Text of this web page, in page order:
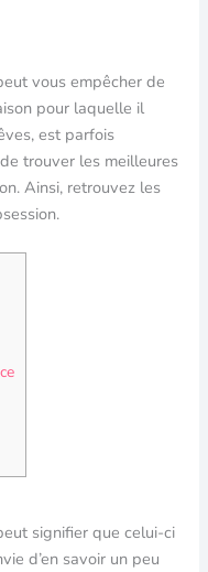
vous empêcher de
pour laquelle il
est parfois
trouver les meilleures
Ainsi, retrouvez les
signifier que celui-ci
d’en savoir un peu